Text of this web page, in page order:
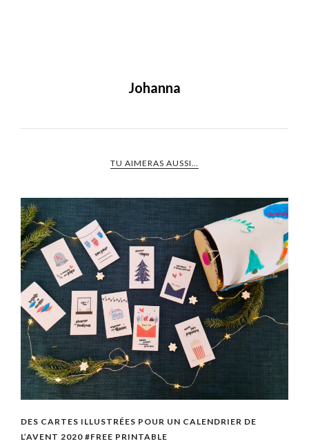
Johanna
TU AIMERAS AUSSI…
DES CARTES ILLUSTRÉES POUR UN CALENDRIER DE
L’AVENT 2020 #FREE PRINTABLE